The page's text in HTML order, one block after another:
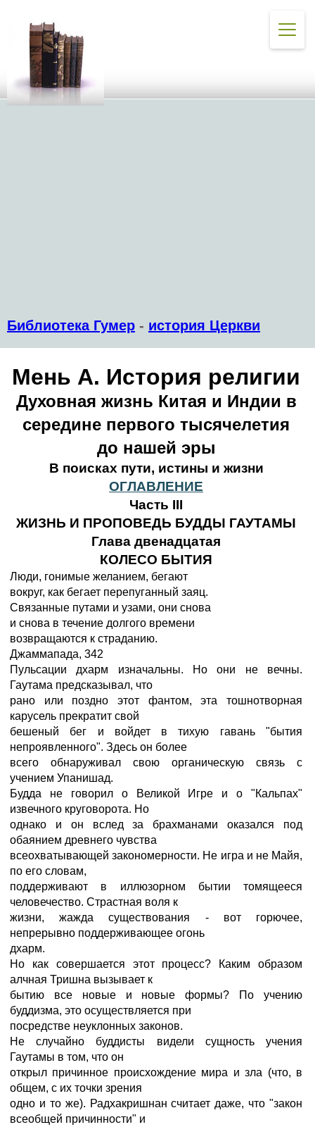
Библиотека Гумер - история Церкви
Мень А. История религии
Духовная жизнь Китая и Индии в
середине первого тысячелетия
до нашей эры
В поисках пути, истины и жизни
ОГЛАВЛЕНИЕ
Часть III
ЖИЗНЬ И ПРОПОВЕДЬ БУДДЫ ГАУТАМЫ
Глава двенадцатая
КОЛЕСО БЫТИЯ
Люди, гонимые желанием, бегают
вокруг, как бегает перепуганный заяц.
Связанные путами и узами, они снова
и снова в течение долгого времени
возвращаются к страданию.
Джаммапада, 342
Пульсации дхарм изначальны. Но они не вечны.
Гаутама предсказывал, что
рано или поздно этот фантом, эта тошнотворная
карусель прекратит свой
бешеный бег и войдет в тихую гавань "бытия
непроявленного". Здесь он более
всего обнаруживал свою органическую связь с
учением Упанишад.
Будда не говорил о Великой Игре и о "Кальпах"
извечного круговорота. Но
однако и он вслед за брахманами оказался под
обаянием древнего чувства
всеохватывающей закономерности. Не игра и не Майя,
по его словам,
поддерживают в иллюзорном бытии томящееся
человечество. Страстная воля к
жизни, жажда существования - вот горючее,
непрерывно поддерживающее огонь
дхарм.
Но как совершается этот процесс? Каким образом
алчная Тришна вызывает к
бытию все новые и новые формы? По учению
буддизма, это осуществляется при
посредстве неуклонных законов.
Не случайно буддисты видели сущность учения
Гаутамы в том, что он
открыл причинное происхождение мира и зла (что, в
общем, с их точки зрения
одно и то же). Радхакришнан считает даже, что "закон
всеобщей причинности" и